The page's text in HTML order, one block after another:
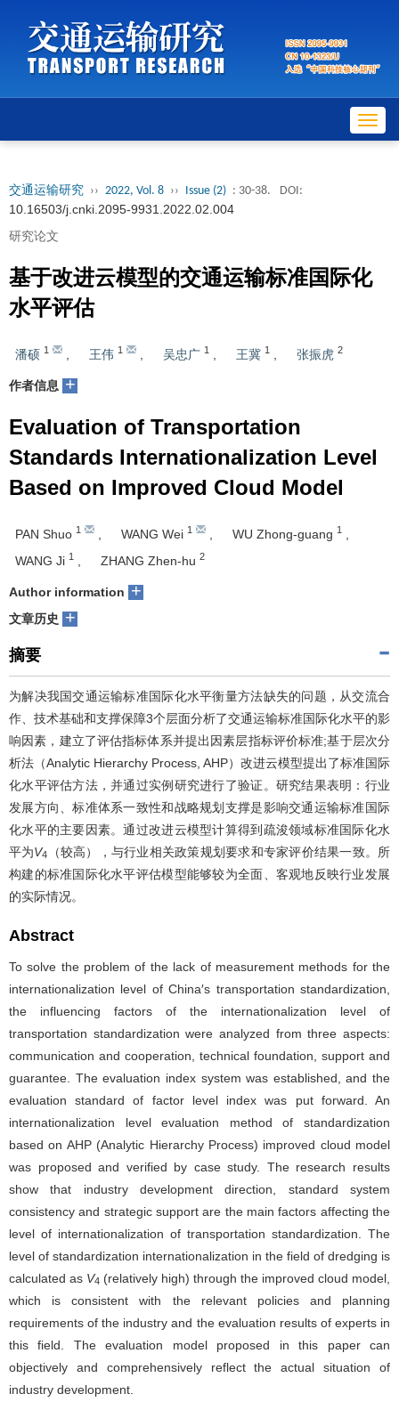
交通运输研究 ›› 2022, Vol. 8 ›› Issue (2) : 30-38. DOI:
10.16503/j.cnki.2095-9931.2022.02.004
研究论文
基于改进云模型的交通运输标准国际化
水平评估
潘硕 1 王伟 1 吴忠广 1 王冀 1 张振虎 2
作者信息 +
Evaluation of Transportation
Standards Internationalization Level
Based on Improved Cloud Model
PAN Shuo 1 WANG Wei 1 WU Zhong-guang 1
WANG Ji 1 ZHANG Zhen-hu 2
Author information +
文章历史 +
摘要
为解决我国交通运输标准国际化水平衡量方法缺失的问题，从交流合
作、技术基础和支撑保障3个层面分析了交通运输标准国际化水平的影
响因素，建立了评估指标体系并提出因素层指标评价标准;基于层次分
析法（Analytic Hierarchy Process, AHP）改进云模型提出了标准国际
化水平评估方法，并通过实例研究进行了验证。研究结果表明：行业
发展方向、标准体系一致性和战略规划支撑是影响交通运输标准国际
化水平的主要因素。通过改进云模型计算得到疏浚领域标准国际化水
平为V4
（较高），与行业相关政策规划要求和专家评价结果一致。所
构建的标准国际化水平评估模型能够较为全面、客观地反映行业发展
的实际情况。
Abstract
To solve the problem of the lack of measurement methods for the
internationalization level of China′s transportation standardization,
the influencing factors of the internationalization level of
transportation standardization were analyzed from three aspects:
communication and cooperation, technical foundation, support and
guarantee. The evaluation index system was established, and the
evaluation standard of factor level index was put forward. An
internationalization level evaluation method of standardization
based on AHP (Analytic Hierarchy Process) improved cloud model
was proposed and verified by case study. The research results
show that industry development direction, standard system
consistency and strategic support are the main factors affecting the
level of internationalization of transportation standardization. The
level of standardization internationalization in the field of dredging is
calculated as V4 (relatively high) through the improved cloud model,
which is consistent with the relevant policies and planning
requirements of the industry and the evaluation results of experts in
this field. The evaluation model proposed in this paper can
objectively and comprehensively reflect the actual situation of
industry development.